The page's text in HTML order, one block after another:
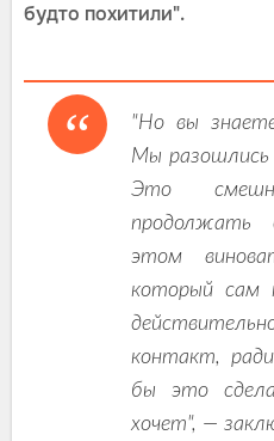
будто похитили".
"Но вы
Мы разошлись
Это
этом
который сам
контакт,
бы это
хочет", —